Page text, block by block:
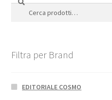
Cerca:
Filtra per Brand
EDITORIALE COSMO